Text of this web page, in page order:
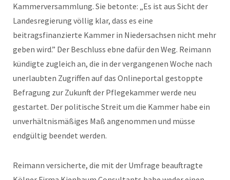
Kammerversammlung. Sie betonte: „Es ist aus Sicht der
Landesregierung völlig klar, dass es eine
beitragsfinanzierte Kammer in Niedersachsen nicht mehr
geben wird.” Der Beschluss ebne dafür den Weg. Reimann
kündigte zugleich an, die in der vergangenen Woche nach
unerlaubten Zugriffen auf das Onlineportal gestoppte
Befragung zur Zukunft der Pflegekammer werde neu
gestartet. Der politische Streit um die Kammer habe ein
unverhältnismäßiges Maß angenommen und müsse
endgültig beendet werden.
Reimann versicherte, die mit der Umfrage beauftragte